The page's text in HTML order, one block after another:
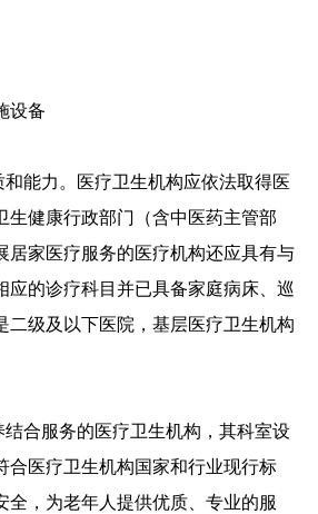
设备
能力。医疗卫生机构应依法取得医
生健康行政部门（含中医药主管部
居家医疗服务的医疗机构还应具有与
应的诊疗科目并已具备家庭病床、巡
二级及以下医院，基层医疗卫生机构
合服务的医疗卫生机构，其科室设
合医疗卫生机构国家和行业现行标
全，为老年人提供优质、专业的服